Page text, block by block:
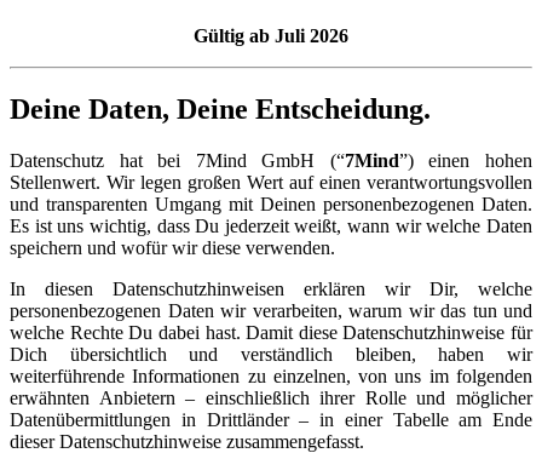
Gültig ab Juli 2026
Deine Daten, Deine Entscheidung.
Datenschutz hat bei 7Mind GmbH (“7Mind”) einen hohen
Stellenwert. Wir legen großen Wert auf einen verantwortungsvollen
und transparenten Umgang mit Deinen personenbezogenen Daten.
Es ist uns wichtig, dass Du jederzeit weißt, wann wir welche Daten
speichern und wofür wir diese verwenden.
In diesen Datenschutzhinweisen erklären wir Dir, welche
personenbezogenen Daten wir verarbeiten, warum wir das tun und
welche Rechte Du dabei hast. Damit diese Datenschutzhinweise für
Dich übersichtlich und verständlich bleiben, haben wir
weiterführende Informationen zu einzelnen, von uns im folgenden
erwähnten Anbietern – einschließlich ihrer Rolle und möglicher
Datenübermittlungen in Drittländer – in einer Tabelle am Ende
dieser Datenschutzhinweise zusammengefasst.